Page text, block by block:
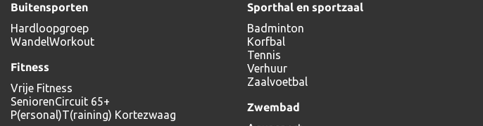
Buitensporten
Hardloopgroep
WandelWorkout
Fitness
Vrije Fitness
SeniorenCircuit 65+
P(ersonal)T(raining) Kortezwaag
Sporthal en sportzaal
Badminton
Korfbal
Tennis
Verhuur
Zaalvoetbal
Zwembad